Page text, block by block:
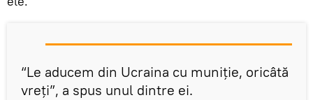
“Le aducem din Ucraina cu muniţie, oricâtă
vreţi”, a spus unul dintre ei.